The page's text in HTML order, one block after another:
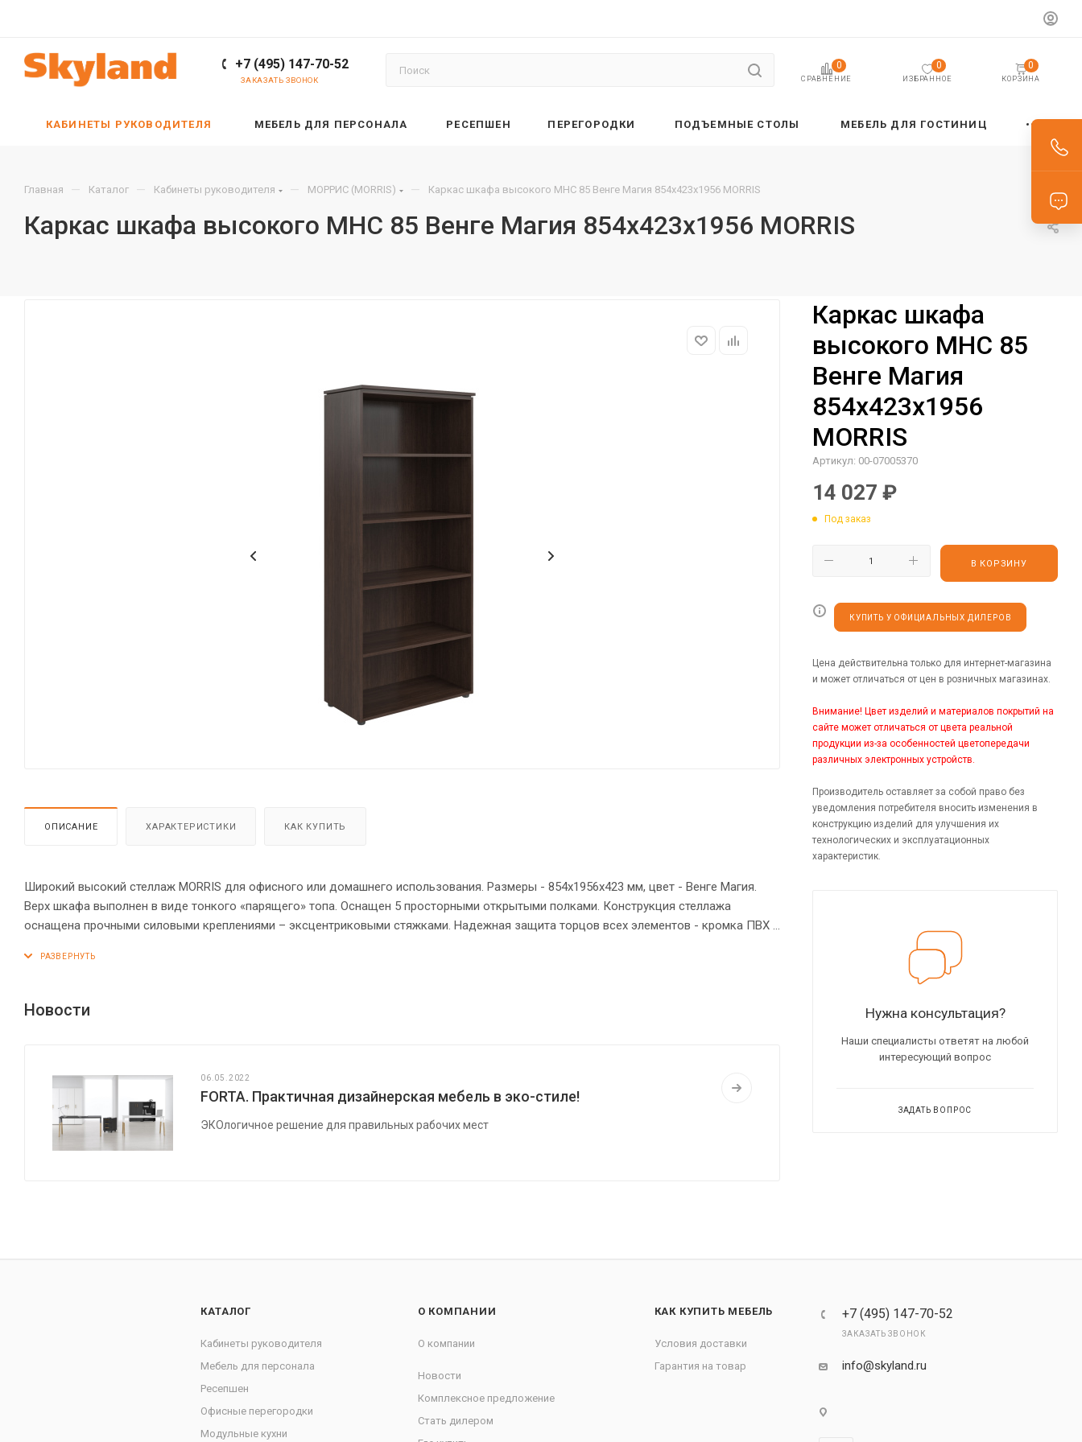
+7 (495) 147-70-52
ЗАКАЗАТЬ ЗВОНОК СРАВНЕНИЕ
0
ИЗБРАННОЕ
0
КОРЗИНА
0
КАБИНЕТЫ РУКОВОДИТЕЛЯ МЕБЕЛЬ ДЛЯ ПЕРСОНАЛА РЕСЕПШЕН ПЕРЕГОРОДКИ ПОДЪЕМНЫЕ СТОЛЫ МЕБЕЛЬ ДЛЯ ГОСТИНИЦ
Главная — Каталог — Кабинеты руководителя — МОРРИС (MORRIS) — Каркас шкафа высокого MHC 85 Венге Магия 854х423х1956 MORRIS
Каркас шкафа высокого MHC 85 Венге Магия 854х423х1956 MORRIS
ОПИСАНИЕ ХАРАКТЕРИСТИКИ КАК КУПИТЬ
Широкий высокий стеллаж MORRIS для офисного или домашнего использования. Размеры - 854х1956х423 мм, цвет - Венге Магия.
Верх шкафа выполнен в виде тонкого «парящего» топа. Оснащен 5 просторными открытыми полками. Конструкция стеллажа
оснащена прочными силовыми креплениями – эксцентриковыми стяжками. Надежная защита торцов всех элементов - кромка ПВХ 2
Новости
06.05.2022
FORTA. Практичная дизайнерская мебель в эко-стиле!
ЭКОлогичное решение для правильных рабочих мест
Каркас шкафа
высокого MHC 85
Венге Магия
854х423х1956
MORRIS
Артикул: 00-07005370
14 027 ₽
Под заказ
В КОРЗИНУ
КУПИТЬ У ОФИЦИАЛЬНЫХ ДИЛЕРОВ
Цена действительна только для интернет-магазина
и может отличаться от цен в розничных магазинах.
Внимание! Цвет изделий и материалов покрытий на
сайте может отличаться от цвета реальной
продукции из-за особенностей цветопередачи
различных электронных устройств.
Производитель оставляет за собой право без
уведомления потребителя вносить изменения в
конструкцию изделий для улучшения их
технологических и эксплуатационных
характеристик.
Нужна консультация?
Наши специалисты ответят на любой
интересующий вопрос
ЗАДАТЬ ВОПРОС
КАТАЛОГ
Кабинеты руководителя
Мебель для персонала
Ресепшен
Офисные перегородки
Модульные кухни
О КОМПАНИИ
О компании
Новости
Комплексное предложение
Стать дилером
КАК КУПИТЬ МЕБЕЛЬ
Условия доставки
Гарантия на товар
+7 (495) 147-70-52
ЗАКАЗАТЬ ЗВОНОК
info@skyland.ru